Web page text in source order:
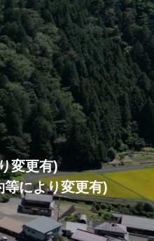
変更有)
により変更有)